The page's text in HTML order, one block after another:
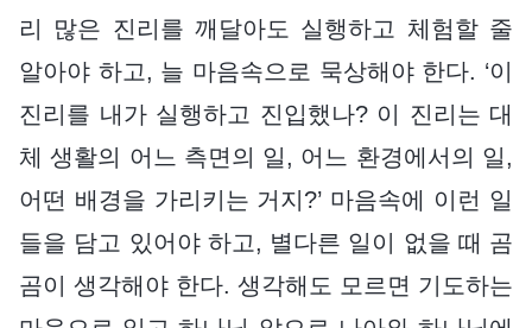
리 많은 진리를 깨달아도 실행하고 체험할 줄
알아야 하고, 늘 마음속으로 묵상해야 한다. ‘이
진리를 내가 실행하고 진입했나? 이 진리는 대
체 생활의 어느 측면의 일, 어느 환경에서의 일,
어떤 배경을 가리키는 거지?’ 마음속에 이런 일
들을 담고 있어야 하고, 별다른 일이 없을 때 곰
곰이 생각해야 한다. 생각해도 모르면 기도하는